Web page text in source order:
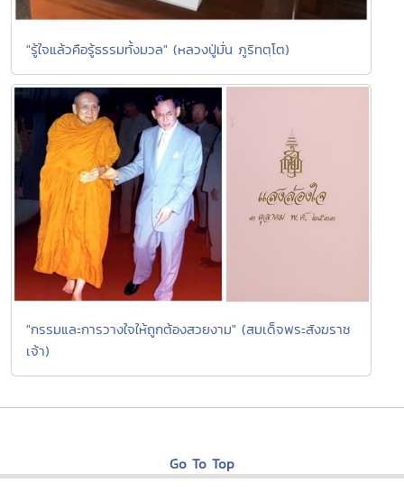
"รู้ใจแล้วคือรู้ธรรมทั้งมวล" (หลวงปู่มั่น ภูริทตฺโต)
"กรรมและการวางใจให้ถูกต้องสวยงาม" (สมเด็จพระสังฆราช
เจ้า)
Go To Top